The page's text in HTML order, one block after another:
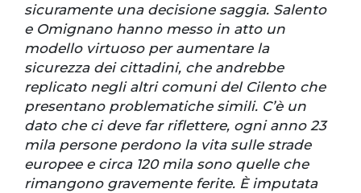
sicuramente una decisione saggia. Salento
e Omignano hanno messo in atto un
modello virtuoso per aumentare la
sicurezza dei cittadini, che andrebbe
replicato negli altri comuni del Cilento che
presentano problematiche simili. C’è un
dato che ci deve far riflettere, ogni anno 23
mila persone perdono la vita sulle strade
europee e circa 120 mila sono quelle che
rimangono gravemente ferite. È imputata